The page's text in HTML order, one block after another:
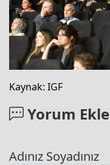
Kaynak: IGF
Yorum Ekle
Adınız Soyadınız